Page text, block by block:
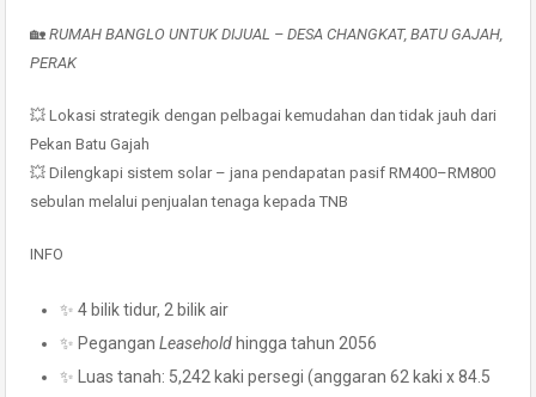
🏡 RUMAH BANGLO UNTUK DIJUAL – DESA CHANGKAT, BATU GAJAH,
PERAK
💥 Lokasi strategik dengan pelbagai kemudahan dan tidak jauh dari
Pekan Batu Gajah
💥 Dilengkapi sistem solar – jana pendapatan pasif RM400–RM800
sebulan melalui penjualan tenaga kepada TNB
INFO
✨ 4 bilik tidur, 2 bilik air
✨ Pegangan Leasehold hingga tahun 2056
✨ Luas tanah: 5,242 kaki persegi (anggaran 62 kaki x 84.5